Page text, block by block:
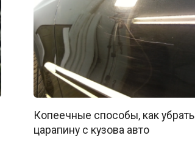
Копеечные способы, как убрать
царапину с кузова авто